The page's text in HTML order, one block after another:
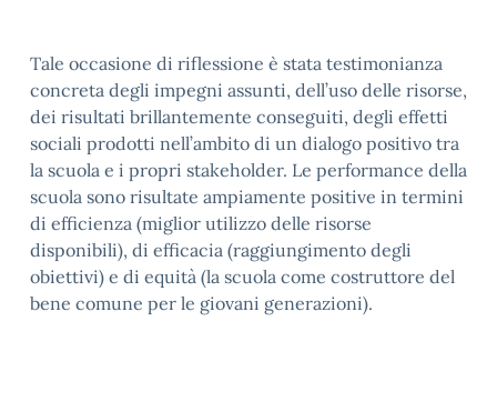
Tale occasione di riflessione è stata testimonianza
concreta degli impegni assunti, dell’uso delle risorse,
dei risultati brillantemente conseguiti, degli effetti
sociali prodotti nell’ambito di un dialogo positivo tra
la scuola e i propri stakeholder. Le performance della
scuola sono risultate ampiamente positive in termini
di efficienza (miglior utilizzo delle risorse
disponibili), di efficacia (raggiungimento degli
obiettivi) e di equità (la scuola come costruttore del
bene comune per le giovani generazioni).